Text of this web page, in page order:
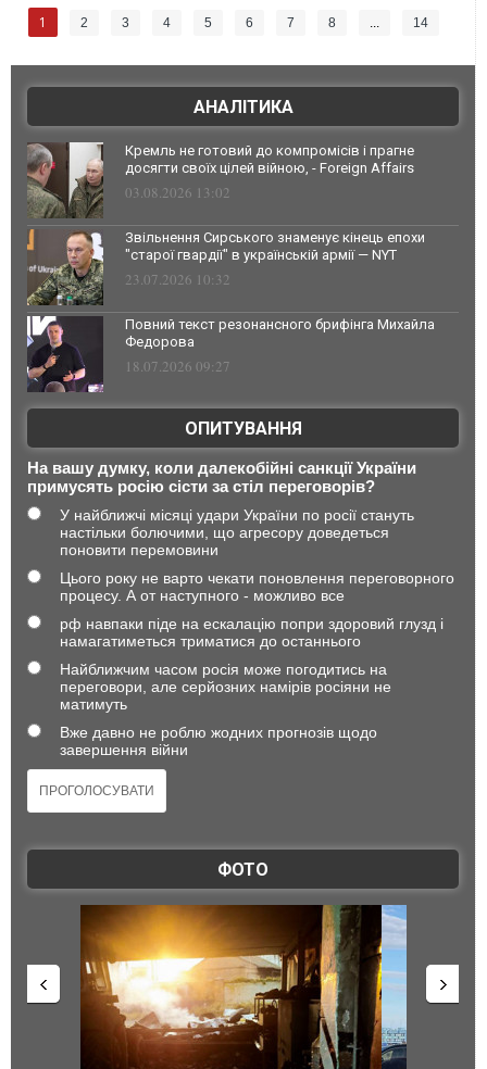
1 2 3 4 5 6 7 8 ... 14
АНАЛІТИКА
Кремль не готовий до компромісів і прагне
досягти своїх цілей війною, - Foreign Affairs
03.08.2026 13:02
Звільнення Сирського знаменує кінець епохи
"старої гвардії" в українській армії — NYT
23.07.2026 10:32
Повний текст резонансного брифінга Михайла
Федорова
18.07.2026 09:27
ОПИТУВАННЯ
На вашу думку, коли далекобійні санкції України
примусять росію сісти за стіл переговорів?
У найближчі місяці удари України по росії стануть
настільки болючими, що агресору доведеться
поновити перемовини
Цього року не варто чекати поновлення переговорного
процесу. А от наступного - можливо все
рф навпаки піде на ескалацію попри здоровий глузд і
намагатиметься триматися до останнього
Найближчим часом росія може погодитись на
переговори, але серйозних намірів росіяни не
матимуть
Вже давно не роблю жодних прогнозів щодо
завершення війни
ФОТО